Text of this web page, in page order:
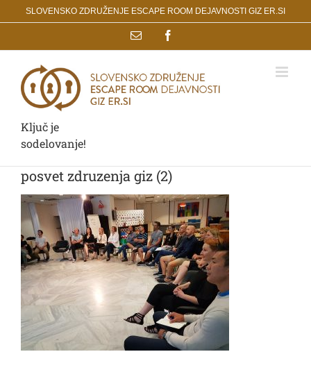
to
SLOVENSKO ZDRUŽENJE ESCAPE ROOM DEJAVNOSTI GIZ ER.SI
Email
Ključ je
sodelovanje!
posvet zdruzenja giz (2)